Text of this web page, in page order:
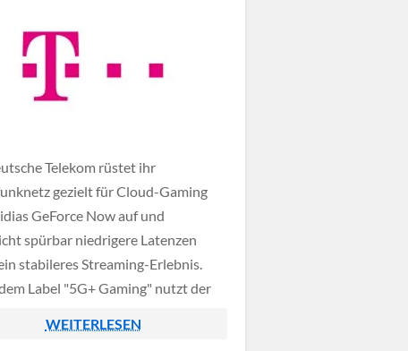
Telekom rüstet ihr
gezielt für Cloud-Gaming
GeForce Now auf und
spürbar niedrigere Latenzen
stabileres Streaming-Erlebnis.
Label "5G+ Gaming" nutzt der
für Gaming reservierten
WEITERLESEN